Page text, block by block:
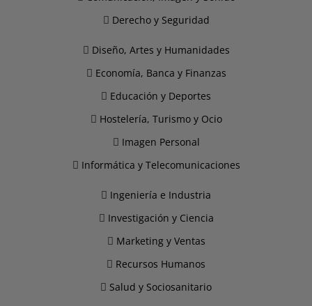
Derecho y Seguridad
Diseño, Artes y Humanidades
Economía, Banca y Finanzas
Educación y Deportes
Hostelería, Turismo y Ocio
Imagen Personal
Informática y Telecomunicaciones
Ingeniería e Industria
Investigación y Ciencia
Marketing y Ventas
Recursos Humanos
Salud y Sociosanitario